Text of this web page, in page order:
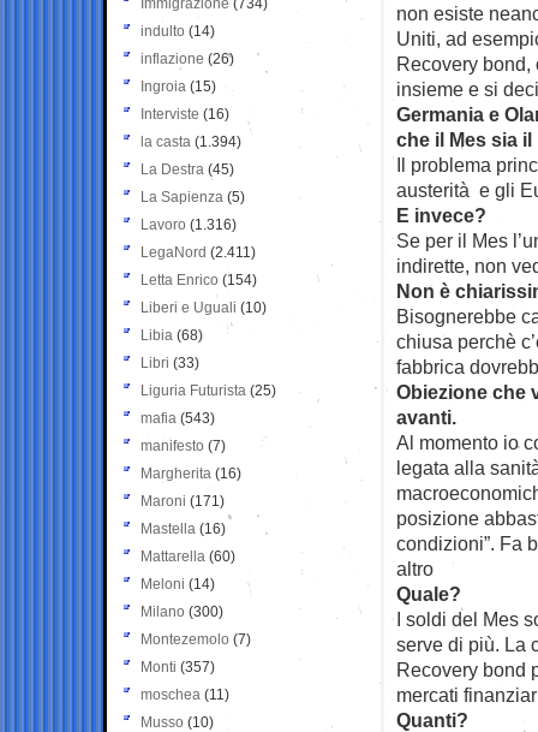
non esiste
Uniti, ad
Recovery bond,
insieme e si
Germania e
che il Mes sia
Il problema
austerità e gli
E invece?
Se per il Mes
indirette, non
Non è
Bisognerebbe
chiusa perchè
fabbrica
Obiezione che
avanti.
Al momento io
legata alla
posizione
condizioni”. Fa
altro
Quale?
I soldi del Mes
serve di più. La
Recovery bond
mercati
Quanti?
Immigrazione (734)
indulto (14)
inflazione (26)
Ingroia (15)
Interviste (16)
la casta (1.394)
La Destra (45)
La Sapienza (5)
Lavoro (1.316)
LegaNord (2.411)
Letta Enrico (154)
Liberi e Uguali (10)
Libia (68)
Libri (33)
Liguria Futurista (25)
mafia (543)
manifesto (7)
Margherita (16)
Maroni (171)
Mastella (16)
Mattarella (60)
Meloni (14)
Milano (300)
Montezemolo (7)
Monti (357)
moschea (11)
Musso (10)